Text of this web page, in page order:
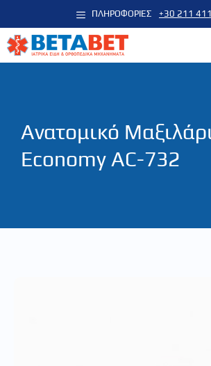
σε
περιεχόμενο
+30 211
ΠΛΗΡΟΦΟΡΙΕΣ
Ανατομικό
Economy ΑC-732